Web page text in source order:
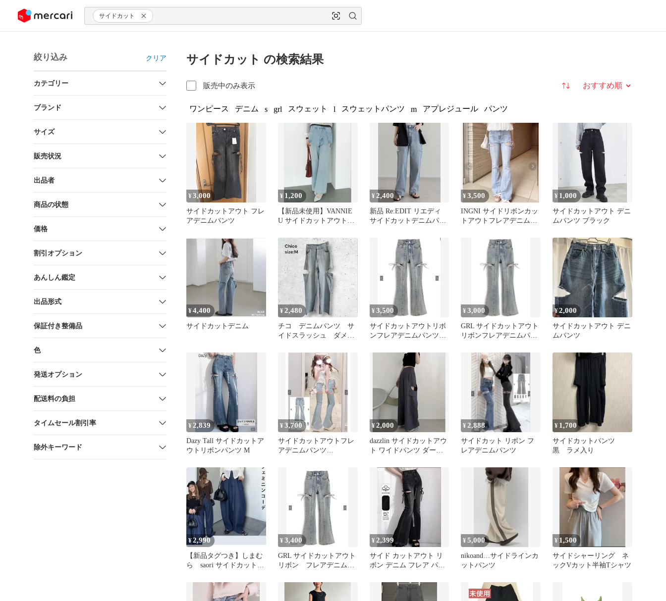
ツにスキップ サイドカット
絞り込み クリア
カテゴリー
ブランド
サイズ
販売状況
出品者
商品の状態
価格
割引オプション
あんしん鑑定
出品形式
保証付き整備品
色
発送オプション
配送料の負担
タイムセール割引率
除外キーワード
サイドカット の検索結果
販売中のみ表示 並び替え
ワンピース デニム s grl スウェット l スウェットパンツ m アプレジュール パンツ
¥3,000
サイドカットアウト フレ
アデニムパンツ
¥ 1,200
【新品未使用】VANNIE
U サイドカットアウトデ
¥ 2,400
新品 Re:EDIT リエディ
サイドカットデニムパン
¥3,500
INGNI サイドリボンカッ
トアウトフレアデニムパ
¥ 1,000
サイドカットアウト デニ
ムパンツ ブラック
¥4,400
サイドカットデニム
¥2,480
チコ デニムパンツ サ
イドスラッシュ ダメー
るだぼ M
¥3,500
サイドカットアウトリボ
ンフレアデニムパンツ
¥3,000
GRL サイドカットアウト
リボンフレアデニムパン
¥2,000
サイドカットアウト デニ
ムパンツ
¥ 2,839
Dazy Tall サイドカットア
ウトリボンパンツ M
¥3,700
サイドカットアウトフレ
アデニムパンツ
¥2,000
dazzlin サイドカットアウ
ト ワイドパンツ ダーク
¥ 2,888
サイドカット リボン フ
レアデニムパンツ
¥ 1,700
サイドカットパンツ
黒 ラメ入り
¥2,990
【新品タグつき】しまむ
ら saori サイドカット
¥3,400
GRL サイドカットアウト
リボン フレアデニムパ
¥ 2,399
サイド カットアウト リ
ボン デニム フレア パン
¥5,000
nikoand…サイドラインカ
ットパンツ
¥ 1,500
サイドシャーリング ネ
ックVカット半袖Tシャツ